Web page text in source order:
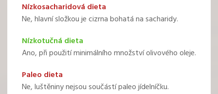
Nízkosacharidová dieta
Ne, hlavní složkou je cizrna bohatá na sacharidy.
Nízkotučná dieta
Ano, při použití minimálního množství olivového oleje.
Paleo dieta
Ne, luštěniny nejsou součástí paleo jídelníčku.